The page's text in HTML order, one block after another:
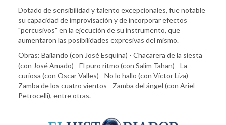
Dotado de sensibilidad y talento excepcionales, fue notable
su capacidad de improvisación y de incorporar efectos
"percusivos" en la ejecución de su instrumento, que
aumentaron las posibilidades expresivas del mismo.
Obras: Bailando (con José Esquina) - Chacarera de la siesta
(con José Amado) - El puro ritmo (con Salim Tahan) - La
curiosa (con Oscar Valles) - No lo hallo (con Víctor Liza) -
Zamba de los cuatro vientos - Zamba del ángel (con Ariel
Petrocelli), entre otras.